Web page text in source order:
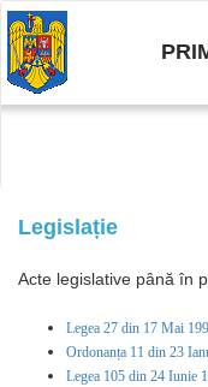
Legislație
Acte legislative până în
Legea 27 din 17 Mai
Ordonanța 11 din 23
Legea 105 din 24 Iunie